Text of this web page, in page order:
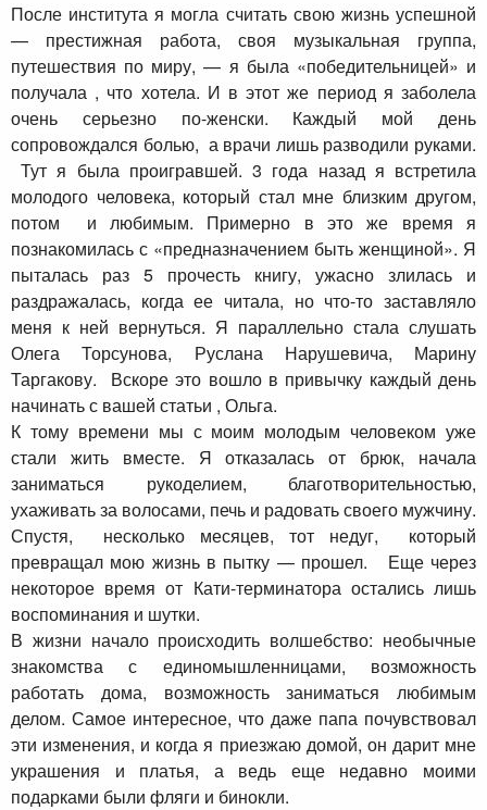
После института я могла считать свою жизнь успешной
— престижная работа, своя музыкальная группа,
путешествия по миру, — я была «победительницей» и
получала , что хотела. И в этот же период я заболела
очень серьезно по-женски. Каждый мой день
сопровождался болью, а врачи лишь разводили руками.
Тут я была проигравшей. 3 года назад я встретила
молодого человека, который стал мне близким другом,
потом и любимым. Примерно в это же время я
познакомилась с «предназначением быть женщиной». Я
пыталась раз 5 прочесть книгу, ужасно злилась и
раздражалась, когда ее читала, но что-то заставляло
меня к ней вернуться. Я параллельно стала слушать
Олега Торсунова, Руслана Нарушевича, Марину
Таргакову. Вскоре это вошло в привычку каждый день
начинать с вашей статьи , Ольга.
К тому времени мы с моим молодым человеком уже
стали жить вместе. Я отказалась от брюк, начала
заниматься рукоделием, благотворительностью,
ухаживать за волосами, печь и радовать своего мужчину.
Спустя, несколько месяцев, тот недуг, который
превращал мою жизнь в пытку — прошел. Еще через
некоторое время от Кати-терминатора остались лишь
воспоминания и шутки.
В жизни начало происходить волшебство: необычные
знакомства с единомышленницами, возможность
работать дома, возможность заниматься любимым
делом. Самое интересное, что даже папа почувствовал
эти изменения, и когда я приезжаю домой, он дарит мне
украшения и платья, а ведь еще недавно моими
подарками были фляги и бинокли.